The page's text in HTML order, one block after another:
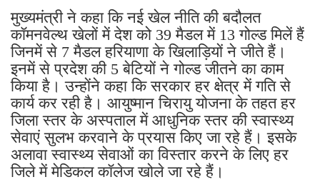
मुख्यमंत्री ने कहा कि नई खेल नीति की बदौलत
कॉमनवेल्थ खेलों में देश को 39 मैडल में 13 गोल्ड मिलें हैं
जिनमें से 7 मैडल हरियाणा के खिलाड़ियों ने जीते हैं।
इनमें से प्रदेश की 5 बेटियों ने गोल्ड जीतने का काम
किया है। उन्होंने कहा कि सरकार हर क्षेत्र में गति से
कार्य कर रही है। आयुष्मान चिरायु योजना के तहत हर
जिला स्तर के अस्पताल में आधुनिक स्तर की स्वास्थ्य
सेवाएं सुलभ करवाने के प्रयास किए जा रहे हैं। इसके
अलावा स्वास्थ्य सेवाओं का विस्तार करने के लिए हर
जिले में मेडिकल कॉलेज खोले जा रहे हैं।